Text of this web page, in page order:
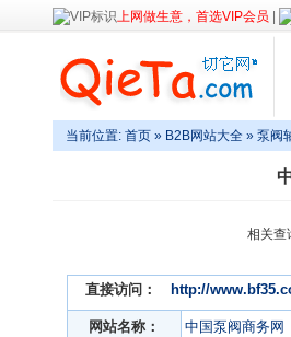
上网做生意，首选VIP会员
当前位置: 首页 » B2B网站大全 » 泵阀
相关查
直接访问： http://
网站名称： 中国泵阀商务网